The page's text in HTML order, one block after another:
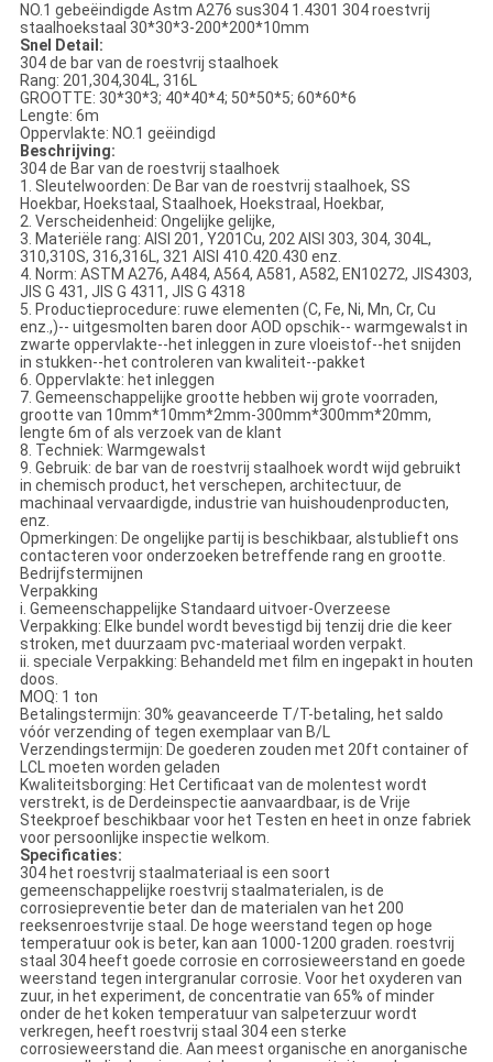
NO.1 gebeëindigde Astm A276 sus304 1.4301 304 roestvrij
staalhoekstaal 30*30*3-200*200*10mm
Snel Detail:
304 de bar van de roestvrij staalhoek
Rang: 201,304,304L, 316L
GROOTTE: 30*30*3; 40*40*4; 50*50*5; 60*60*6
Lengte: 6m
Oppervlakte: NO.1 geëindigd
Beschrijving:
304 de Bar van de roestvrij staalhoek
1. Sleutelwoorden: De Bar van de roestvrij staalhoek, SS
Hoekbar, Hoekstaal, Staalhoek, Hoekstraal, Hoekbar,
2. Verscheidenheid: Ongelijke gelijke,
3. Materiële rang: AISI 201, Y201Cu, 202 AISI 303, 304, 304L,
310,310S, 316,316L, 321 AISI 410.420.430 enz.
4. Norm: ASTM A276, A484, A564, A581, A582, EN10272, JIS4303,
JIS G 431, JIS G 4311, JIS G 4318
5. Productieprocedure: ruwe elementen (C, Fe, Ni, Mn, Cr, Cu
enz.,)-- uitgesmolten baren door AOD opschik-- warmgewalst in
zwarte oppervlakte--het inleggen in zure vloeistof--het snijden
in stukken--het controleren van kwaliteit--pakket
6. Oppervlakte: het inleggen
7. Gemeenschappelijke grootte hebben wij grote voorraden,
grootte van 10mm*10mm*2mm-300mm*300mm*20mm,
lengte 6m of als verzoek van de klant
8. Techniek: Warmgewalst
9. Gebruik: de bar van de roestvrij staalhoek wordt wijd gebruikt
in chemisch product, het verschepen, architectuur, de
machinaal vervaardigde, industrie van huishoudenproducten,
enz.
Opmerkingen: De ongelijke partij is beschikbaar, alstublieft ons
contacteren voor onderzoeken betreffende rang en grootte.
Bedrijfstermijnen
Verpakking
i. Gemeenschappelijke Standaard uitvoer-Overzeese
Verpakking: Elke bundel wordt bevestigd bij tenzij drie die keer
stroken, met duurzaam pvc-materiaal worden verpakt.
ii. speciale Verpakking: Behandeld met film en ingepakt in houten
doos.
MOQ: 1 ton
Betalingstermijn: 30% geavanceerde T/T-betaling, het saldo
vóór verzending of tegen exemplaar van B/L
Verzendingstermijn: De goederen zouden met 20ft container of
LCL moeten worden geladen
Kwaliteitsborging: Het Certificaat van de molentest wordt
verstrekt, is de Derdeinspectie aanvaardbaar, is de Vrije
Steekproef beschikbaar voor het Testen en heet in onze fabriek
voor persoonlijke inspectie welkom.
Specificaties:
304 het roestvrij staalmateriaal is een soort
gemeenschappelijke roestvrij staalmaterialen, is de
corrosiepreventie beter dan de materialen van het 200
reeksenroestvrije staal. De hoge weerstand tegen op hoge
temperatuur ook is beter, kan aan 1000-1200 graden. roestvrij
staal 304 heeft goede corrosie en corrosieweerstand en goede
weerstand tegen intergranular corrosie. Voor het oxyderen van
zuur, in het experiment, de concentratie van 65% of minder
onder de het koken temperatuur van salpeterzuur wordt
verkregen, heeft roestvrij staal 304 een sterke
corrosieweerstand die. Aan meest organische en anorganische